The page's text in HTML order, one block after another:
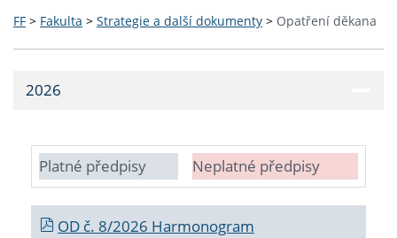
FF > Fakulta > Strategie a další dokumenty > Opatření děkana
2026
Platné předpisy Neplatné předpisy
OD č. 8/2026 Harmonogram